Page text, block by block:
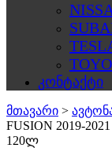
კონტაქტი
მთავარი >
FUSION 2019-
120ლ